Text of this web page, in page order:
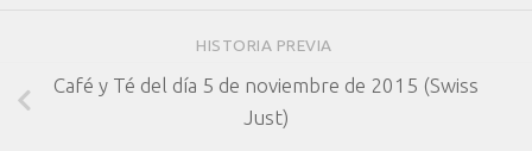
HISTORIA PREVIA
Café y Té del día 5 de noviembre de 2015 (Swiss
Just)